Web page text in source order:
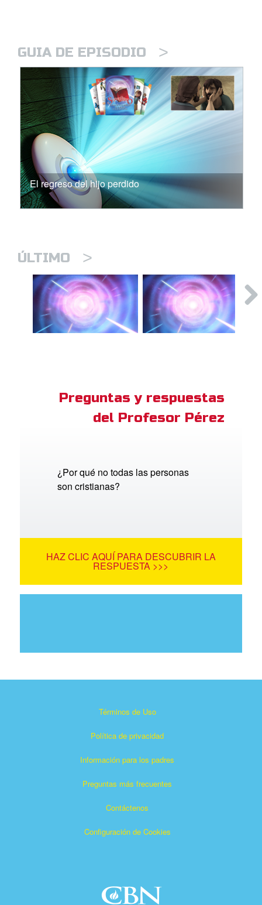
GUIA DE EPISODIO >
El regreso del hijo perdido
ÚLTIMO >
Preguntas y respuestas
del Profesor Pérez
¿Por qué no todas las personas
son cristianas?
HAZ CLIC AQUÍ PARA DESCUBRIR LA
RESPUESTA >>>
Términos de Uso
Política de privacidad
Información para los padres
Preguntas más frecuentes
Contáctenos
Configuración de Cookies